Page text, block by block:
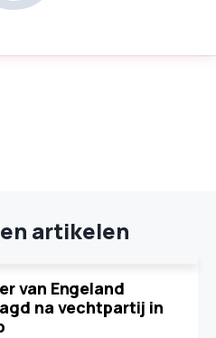
artikelen
van Engeland
na vechtpartij in